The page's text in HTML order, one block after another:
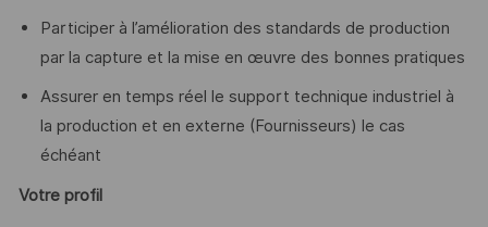
Participer à l’amélioration des standards de production
par la capture et la mise en œuvre des bonnes pratiques
Assurer en temps réel le support technique industriel à
la production et en externe (Fournisseurs) le cas
échéant
Votre profil